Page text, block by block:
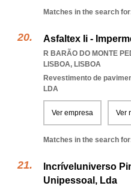
Matches in the search
Asfaltex Ii -
R BARÃO DO MONTE
LISBOA, LISBOA
Revestimento de
LDA
Ver empresa Ver
Matches in the search
Incríveluniverso
Unipessoal, Lda